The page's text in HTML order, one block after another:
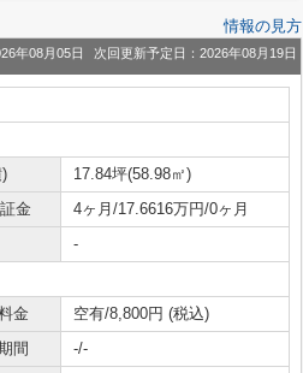
情報の見方
年08月05日 次回更新予定日：2026年08月19日
17.84坪(58.98㎡)
金
4ヶ月/17.6616万円/0ヶ月
-
金
空有/8,800円 (税込)
間
-/-